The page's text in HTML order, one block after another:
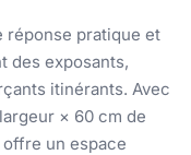
réponse pratique et
des exposants,
itinérants. Avec
× 60 cm de
un espace